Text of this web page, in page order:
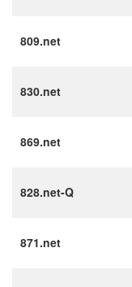
809.net
830.net
869.net
828.net-Q
871.net